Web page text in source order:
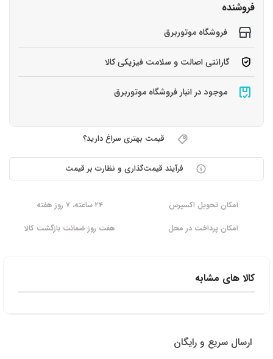
فروشنده
فروشگاه موتوربرق
گارانتی اصالت و سلامت فیزیکی کالا
موجود در انبار فروشگاه موتوربرق
قیمت بهتری سراغ دارید؟
فرآیند قیمت‌گذاری و نظارت بر قیمت
امکان تحویل اکسپرس
۲۴ ساعته، ۷ روز هفته
امکان پرداخت در محل
هفت روز ضمانت بازگشت کالا
کالا های مشابه
ارسال سریع و رایگان